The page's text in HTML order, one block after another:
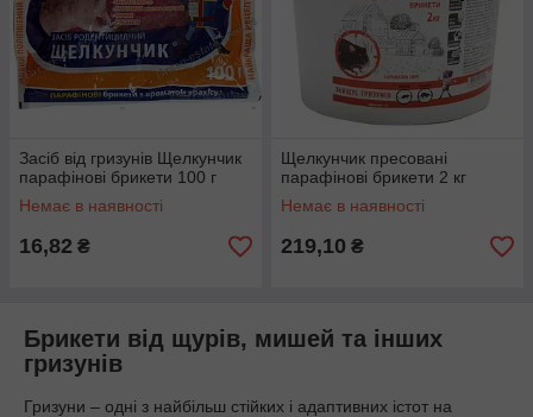
Засіб від гризунів Щелкунчик
парафінові брикети 100 г
Немає в наявності
16,82 ₴
Щелкунчик пресовані
парафінові брикети 2 кг
Немає в наявності
219,10 ₴
Брикети від щурів, мишей та інших
гризунів
Гризуни – одні з найбільш стійких і адаптивних істот на